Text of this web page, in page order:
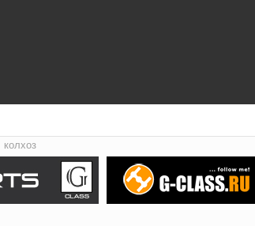
колхоз